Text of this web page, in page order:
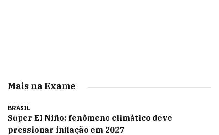
Mais na Exame
BRASIL
Super El Niño: fenômeno climático deve
pressionar inflação em 2027